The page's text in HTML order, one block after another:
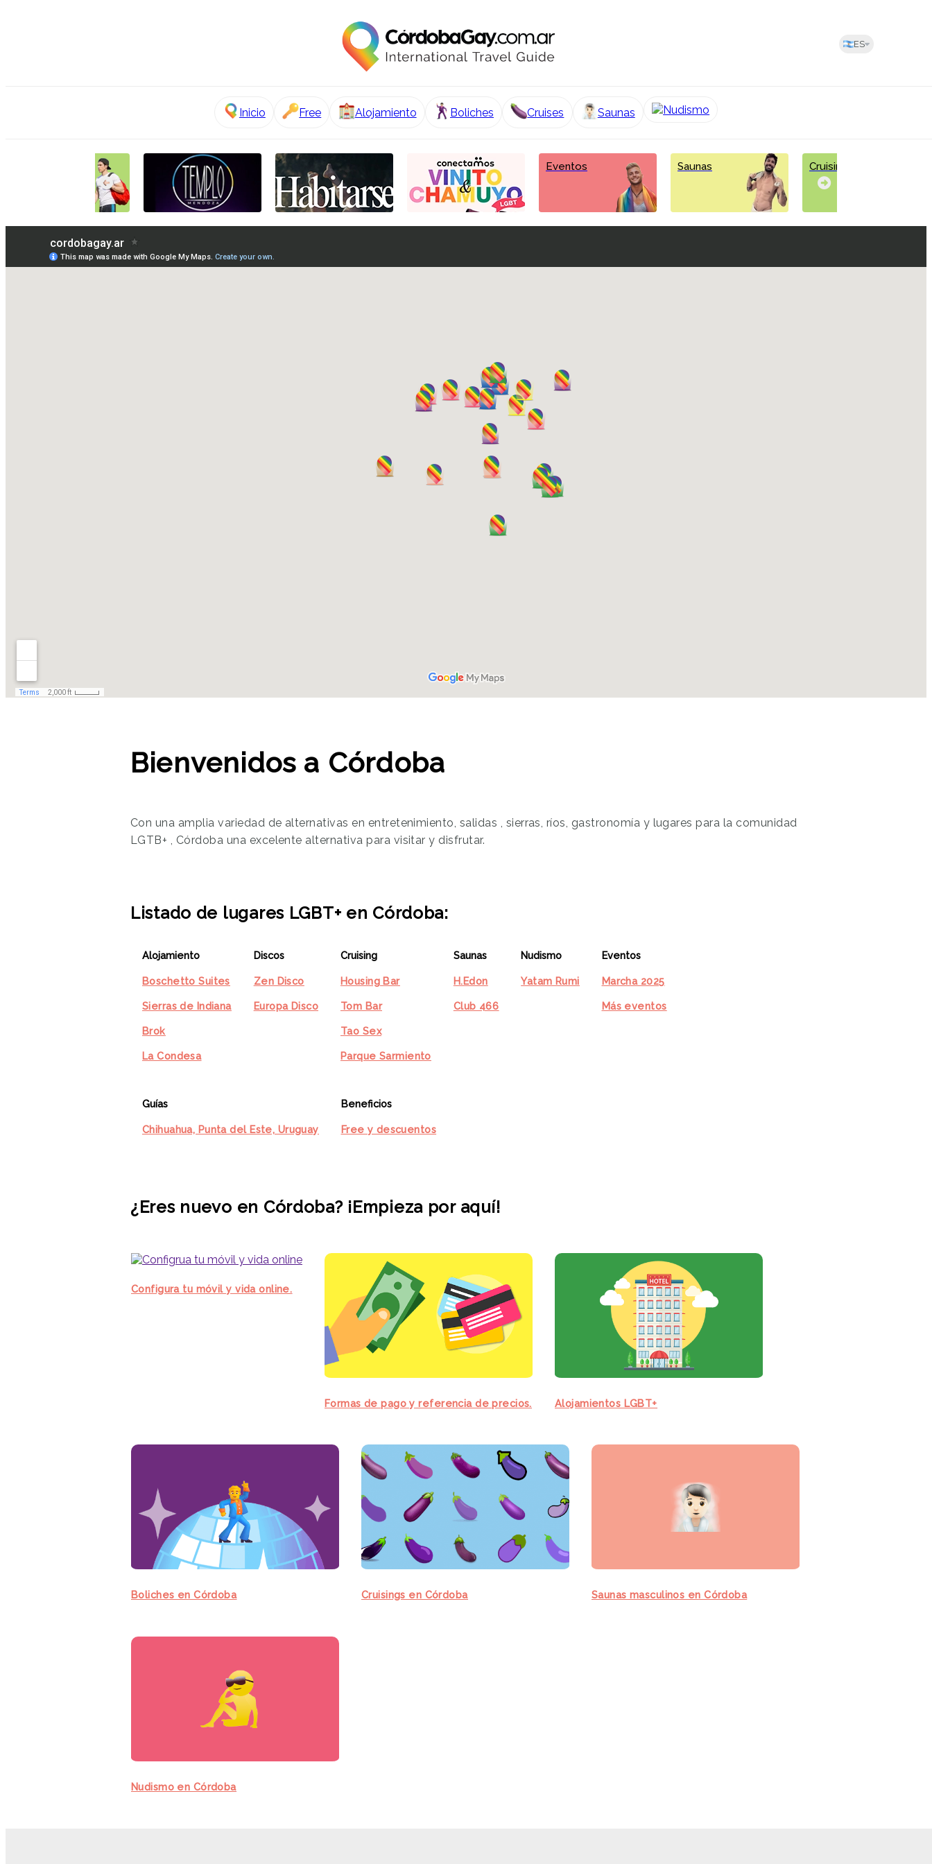
ES
Inicio Free Alojamiento Boliches Cruises Saunas Nudismo
Eventos Saunas Cruising
Bienvenidos a Córdoba
Con una amplia variedad de alternativas en entretenimiento, salidas , sierras, ríos, gastronomía y lugares para la comunidad
LGTB+ , Córdoba una excelente alternativa para visitar y disfrutar.
Listado de lugares LGBT+ en Córdoba:
Alojamiento
Boschetto Suites
Sierras de Indiana
Brok
La Condesa
Discos
Zen Disco
Europa Disco
Cruising
Housing Bar
Tom Bar
Tao Sex
Parque Sarmiento
Saunas
H.Edon
Club 466
Nudismo
Yatam Rumi
Eventos
Marcha 2025
Más eventos
Guías
Chihuahua, Punta del Este, Uruguay
Beneficios
Free y descuentos
¿Eres nuevo en Córdoba? ¡Empieza por aquí!
Configura tu móvil y vida online.
Formas de pago y referencia de precios. Alojamientos LGBT+
Boliches en Córdoba Cruisings en Córdoba Saunas masculinos en Córdoba
Nudismo en Córdoba